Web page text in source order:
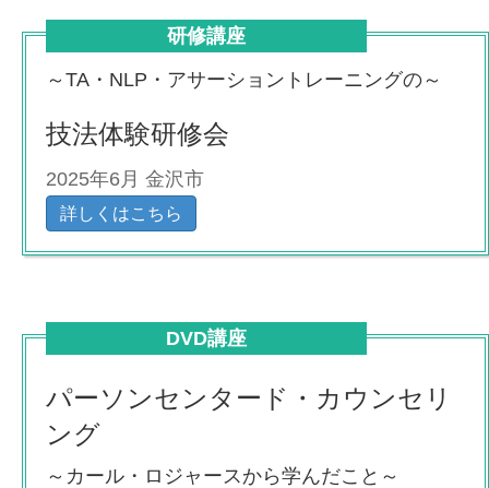
研修講座
～TA・NLP・アサーショントレーニングの～
技法体験研修会
2025年6月 金沢市
詳しくはこちら
DVD講座
パーソンセンタード・カウンセリ
ング
～カール・ロジャースから学んだこと～